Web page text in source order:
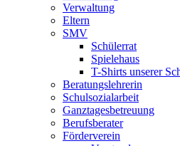
Verwaltung
Eltern
SMV
Schülerrat
Spielehaus
T-Shirts unserer
Beratungslehrerin
Schulsozialarbeit
Ganztagesbetreuung
Berufsberater
Förderverein